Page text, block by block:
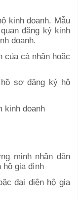
kinh doanh. Mẫu
đăng ký kinh
doanh.
của cá nhân hoặc
sơ đăng ký hộ
kinh doanh
minh nhân dân
hộ gia đình
đại diện hộ gia